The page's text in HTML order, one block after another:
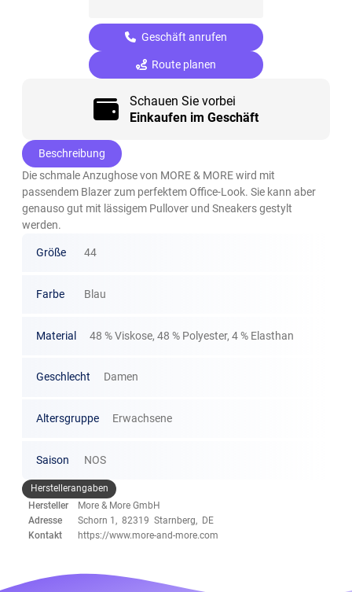
Geschäft anrufen
Route planen
Schauen Sie vorbei
Einkaufen im Geschäft
Beschreibung
Die schmale Anzughose von MORE & MORE wird mit
passendem Blazer zum perfektem Office-Look. Sie kann aber
genauso gut mit lässigem Pullover und Sneakers gestylt
werden.
Größe 44
Farbe Blau
Material 48 % Viskose, 48 % Polyester, 4 % Elasthan
Geschlecht Damen
Altersgruppe Erwachsene
Saison NOS
Herstellerangaben
Hersteller
More & More GmbH
Adresse
Schorn 1, 82319 Starnberg, DE
Kontakt
https://www.more-and-more.com